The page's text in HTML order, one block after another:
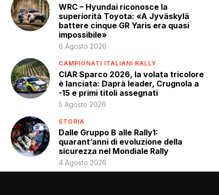
WRC – Hyundai riconosce la
superiorità Toyota: «A Jyväskylä
battere cinque GR Yaris era quasi
impossibile»
6 Agosto 2026
CAMPIONATI ITALIANI RALLY
CIAR Sparco 2026, la volata tricolore
è lanciata: Daprà leader, Crugnola a
-15 e primi titoli assegnati
5 Agosto 2026
STORIA
Dalle Gruppo B alle Rally1:
quarant’anni di evoluzione della
sicurezza nel Mondiale Rally
4 Agosto 2026